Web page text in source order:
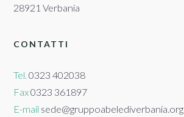
28921 Verbania
CONTATTI
Tel.0323 402038
Fax0323 361897
E-mail sede@gruppoabelediverbania.org